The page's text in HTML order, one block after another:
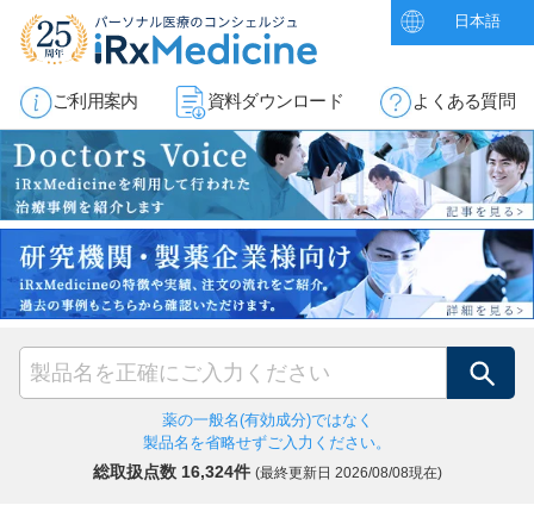
日本語
ご利用案内 資料ダウンロード よくある質問
検索
薬の一般名(有効成分)ではなく
製品名を省略せずご入力ください。
総取扱点数 16,324件 (最終更新日 2026/08/08現在)